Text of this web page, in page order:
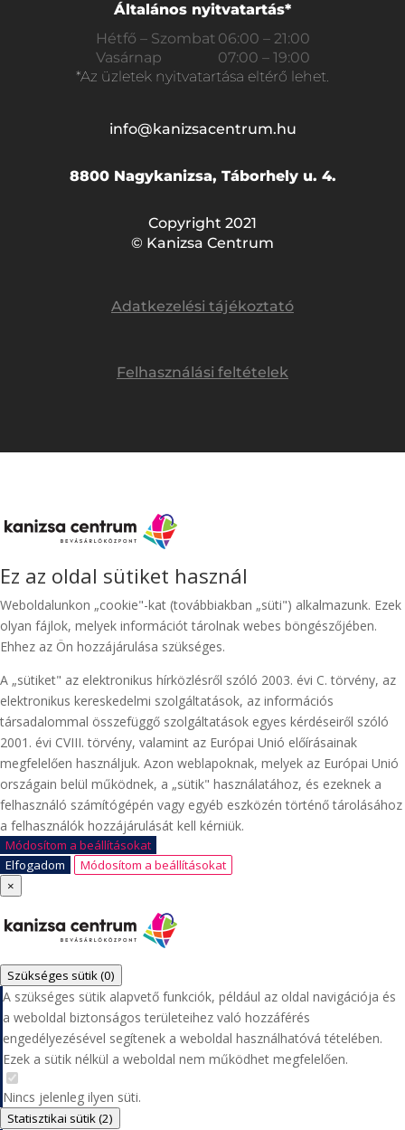
Általános nyitvatartás*
Hétfő – Szombat 06:00 – 21:00
Vasárnap
07:00 – 19:00
*Az üzletek nyitvatartása eltérő lehet.
info@kanizsacentrum.hu
8800 Nagykanizsa, Táborhely u. 4.
Copyright 2021
© Kanizsa Centrum
Adatkezelési tájékoztató
Felhasználási feltételek
Ez az oldal sütiket használ
Weboldalunkon „cookie"-kat (továbbiakban „süti") alkalmazunk. Ezek
olyan fájlok, melyek információt tárolnak webes böngészőjében.
Ehhez az Ön hozzájárulása szükséges.
A „sütiket" az elektronikus hírközlésről szóló 2003. évi C. törvény, az
elektronikus kereskedelmi szolgáltatások, az információs
társadalommal összefüggő szolgáltatások egyes kérdéseiről szóló
2001. évi CVIII. törvény, valamint az Európai Unió előírásainak
megfelelően használjuk. Azon weblapoknak, melyek az Európai Unió
országain belül működnek, a „sütik" használatához, és ezeknek a
felhasználó számítógépén vagy egyéb eszközén történő tárolásához
a felhasználók hozzájárulását kell kérniük.
Módosítom a beállításokat
Elfogadom
Módosítom a beállításokat
×
Szükséges sütik(0)
A szükséges sütik alapvető funkciók, például az oldal navigációja és
a weboldal biztonságos területeihez való hozzáférés
engedélyezésével segítenek a weboldal használhatóvá tételében.
Ezek a sütik nélkül a weboldal nem működhet megfelelően.
Nincs jelenleg ilyen süti.
Statisztikai sütik(2)